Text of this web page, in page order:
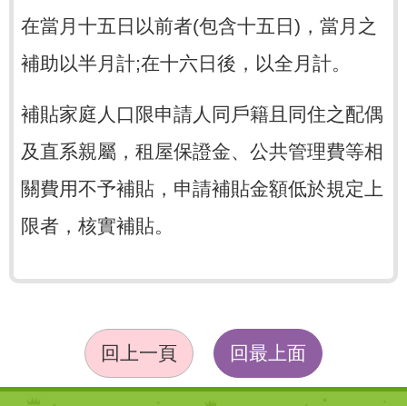
在當月十五日以前者(包含十五日)，當月之
補助以半月計;在十六日後，以全月計。
補貼家庭人口限申請人同戶籍且同住之配偶
及直系親屬，租屋保證金、公共管理費等相
關費用不予補貼，申請補貼金額低於規定上
限者，核實補貼。
回上一頁 回最上面